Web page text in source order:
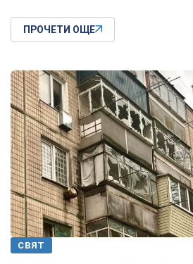
ПРОЧЕТИ ОЩЕ
СВЯТ